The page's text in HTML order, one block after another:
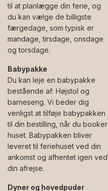
til at planlægge din ferie, og
du kan vælge de billigste
færgedage, som typisk er
mandage, tirsdage, onsdage
og torsdage.
Babypakke
Du kan leje en babypakke
bestående af: Højstol og
barneseng. Vi beder dig
venligst at tilføje babypakken
til din bestilling, når du booker
huset. Babypakken bliver
leveret til feriehuset ved din
ankomst og afhentet igen ved
din afrejse.
Dyner og hovedpuder